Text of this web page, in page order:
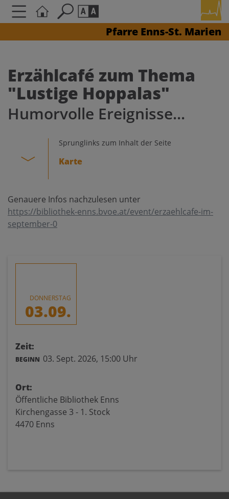
Pfarre Enns-St. Marien
Schriftgröße
AAA
Kontrasteinstellungen
Erzählcafé zum Thema
"Lustige Hoppalas"
Humorvolle Ereignisse...
Sprunglinks zum Inhalt der Seite
Karte
Genauere Infos nachzulesen unter
https://bibliothek-enns.bvoe.at/event/erzaehlcafe-im-
september-0
DONNERSTAG
03.09.
Zeit:
BEGINN 03. Sept. 2026, 15:00 Uhr
Ort:
Öffentliche Bibliothek Enns
Kirchengasse 3 - 1. Stock
4470 Enns